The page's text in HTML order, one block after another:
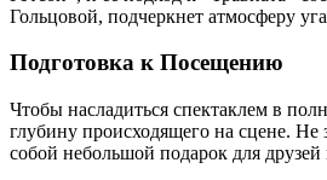
Гольцовой, подчеркнет атмосферу
Подготовка к Посещению
Чтобы насладиться спектаклем в
глубину происходящего на сцене. Не
собой небольшой подарок для